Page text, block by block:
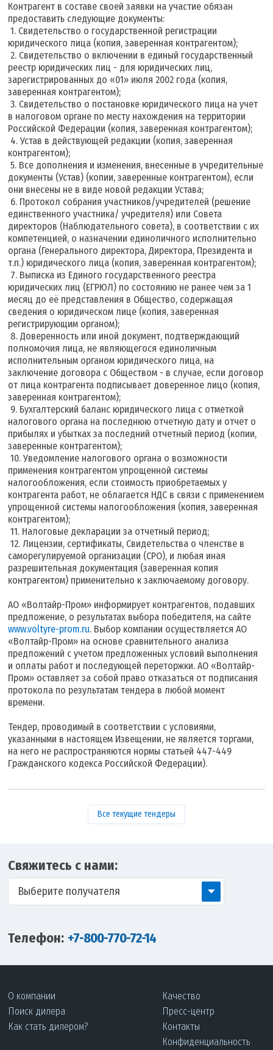
Контрагент в составе своей заявки на участие обязан
предоставить следующие документы:
1. Свидетельство о государственной регистрации
юридического лица (копия, заверенная контрагентом);
2. Свидетельство о включении в единый государственный
реестр юридических лиц - для юридических лиц,
зарегистрированных до «01» июля 2002 года (копия,
заверенная контрагентом);
3. Свидетельство о постановке юридического лица на учет
в налоговом органе по месту нахождения на территории
Российской Федерации (копия, заверенная контрагентом);
4. Устав в действующей редакции (копия, заверенная
контрагентом);
5. Все дополнения и изменения, внесенные в учредительные
документы (Устав) (копии, заверенные контрагентом), если
они внесены не в виде новой редакции Устава;
6. Протокол собрания участников/учредителей (решение
единственного участника/ учредителя) или Совета
директоров (Наблюдательного совета), в соответствии с их
компетенцией, о назначении единоличного исполнительно
органа (Генерального директора, Директора, Президента и
т.п.) юридического лица (копия, заверенная контрагентом);
7. Выписка из Единого государственного реестра
юридических лиц (ЕГРЮЛ) по состоянию не ранее чем за 1
месяц до её представления в Общество, содержащая
сведения о юридическом лице (копия, заверенная
регистрирующим органом);
8. Доверенность или иной документ, подтверждающий
полномочия лица, не являющегося единоличным
исполнительным органом юридического лица, на
заключение договора с Обществом - в случае, если договор
от лица контрагента подписывает доверенное лицо (копия,
заверенная контрагентом);
9. Бухгалтерский баланс юридического лица с отметкой
налогового органа на последнюю отчетную дату и отчет о
прибылях и убытках за последний отчетный период (копии,
заверенные контрагентом);
10. Уведомление налогового органа о возможности
применения контрагентом упрощенной системы
налогообложения, если стоимость приобретаемых у
контрагента работ, не облагается НДС в связи с применением
упрощенной системы налогообложения (копия, заверенная
контрагентом);
11. Налоговые декларации за отчетный период;
12. Лицензии, сертификаты, Свидетельства о членстве в
саморегулируемой организации (СРО), и любая иная
разрешительная документация (заверенная копия
контрагентом) применительно к заключаемому договору.
АО «Волтайр-Пром» информирует контрагентов, подавших
предложение, о результатах выбора победителя, на сайте
www.voltyre-prom.ru. Выбор компании осуществляется АО
«Волтайр-Пром» на основе сравнительного анализа
предложений с учетом предложенных условий выполнения
и оплаты работ и последующей переторжки. АО «Волтайр-
Пром» оставляет за собой право отказаться от подписания
протокола по результатам тендера в любой момент
времени.
Тендер, проводимый в соответствии с условиями,
указанными в настоящем Извещении, не является торгами,
на него не распространяются нормы статьей 447-449
Гражданского кодекса Российской Федерации).
Все текущие тендеры
Свяжитесь с нами:
Выберите получателя
Телефон: +7-800-770-72-14
О компании
Поиск дилера
Как стать дилером?
Качество
Пресс-центр
Контакты
Конфиденциальность